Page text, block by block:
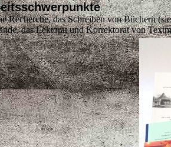
Recherche, das Schreiben von Büchern
das Lektorat und Korrektorat von